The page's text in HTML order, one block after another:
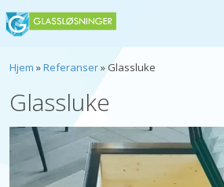
Skip
to
content
Hjem »Referanser»Glassluke
Glassluke